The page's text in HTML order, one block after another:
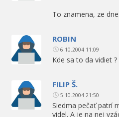
To znamena, ze
ROBIN
6.10.2004 11:09
Kde sa to da vidiet ?
FILIP Š.
5.10.2004 21:50
Siedma pečať patrí
videl. A je na nej